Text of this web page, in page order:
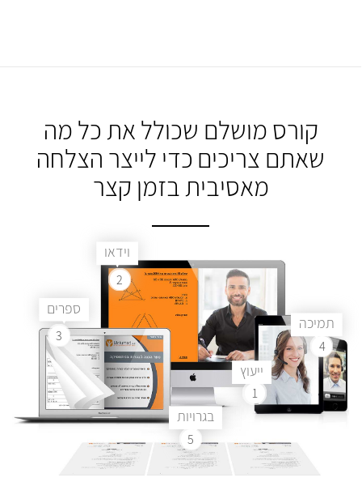
קורס מושלם שכולל את כל מה
שאתם צריכים כדי לייצר הצלחה
מאסיבית בזמן קצר
ייעוץ
1
וידאו
2
ספרים
3
תמיכה
4
בגרויות
5